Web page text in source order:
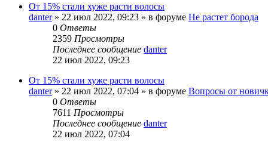
От 15% стали хуже расти волосы
danter» 22 июл 2022, 09:23 » в форуме Не растет борода
0 Ответы
2359 Просмотры
Последнее сообщение danter
22 июл 2022, 09:23
От 15% стали хуже расти волосы
danter» 22 июл 2022, 07:04 » в форуме Вопросы от
0 Ответы
7611 Просмотры
Последнее сообщение danter
22 июл 2022, 07:04